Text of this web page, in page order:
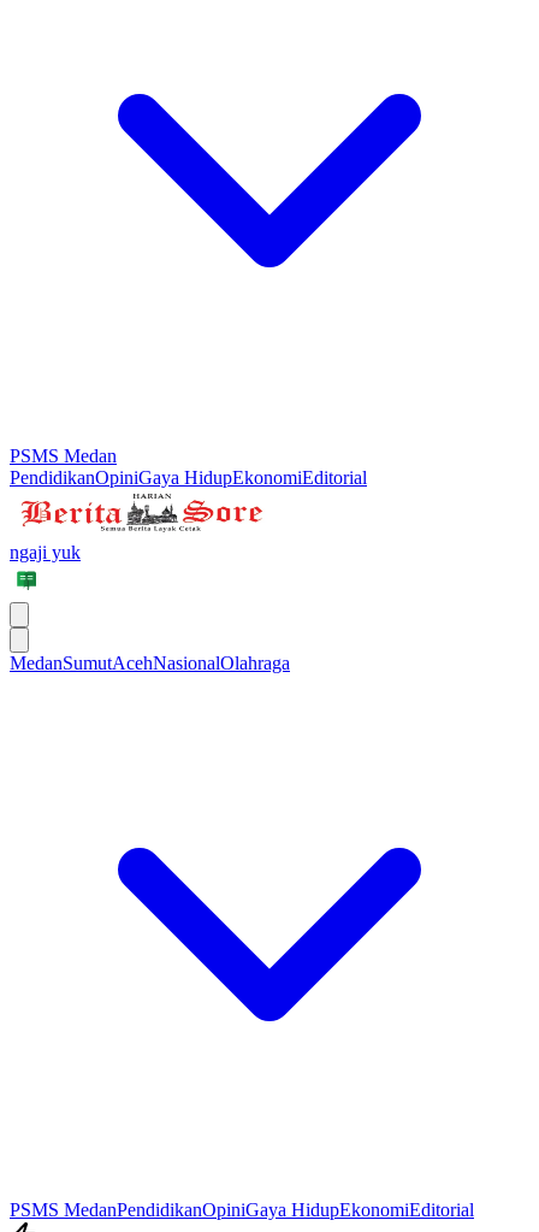
PSMS Medan
PendidikanOpiniGaya HidupEkonomiEditorial
ngaji yuk
MedanSumutAcehNasionalOlahraga
PSMS MedanPendidikanOpiniGaya HidupEkonomiEditorial